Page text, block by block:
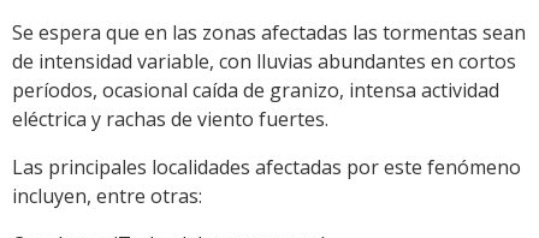
Se espera que en las zonas afectadas las tormentas sean
de intensidad variable, con lluvias abundantes en cortos
períodos, ocasional caída de granizo, intensa actividad
eléctrica y rachas de viento fuertes.
Las principales localidades afectadas por este fenómeno
incluyen, entre otras: